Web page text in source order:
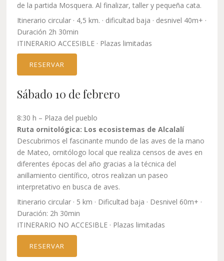
de la partida Mosquera. Al finalizar, taller y pequeña cata.
Itinerario circular · 4,5 km. · dificultad baja · desnivel 40m+ ·
Duración 2h 30min
ITINERARIO ACCESIBLE · Plazas limitadas
RESERVAR
Sábado 10 de febrero
8:30 h – Plaza del pueblo
Ruta ornitológica: Los ecosistemas de Alcalalí
Descubrimos el fascinante mundo de las aves de la mano
de Mateo, ornitólogo local que realiza censos de aves en
diferentes épocas del año gracias a la técnica del
anillamiento científico, otros realizan un paseo
interpretativo en busca de aves.
Itinerario circular · 5 km · Dificultad baja · Desnivel 60m+ ·
Duración: 2h 30min
ITINERARIO NO ACCESIBLE · Plazas limitadas
RESERVAR